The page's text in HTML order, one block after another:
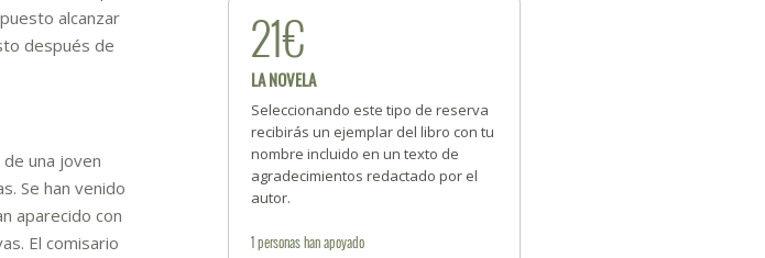
alcanzar
después de
de una joven
Se han venido
aparecido con
El comisario
21€
LA NOVELA
Seleccionando este tipo de reserva
recibirás un ejemplar del libro con tu
nombre incluido en un texto de
agradecimientos redactado por el
autor.
1personashan apoyado